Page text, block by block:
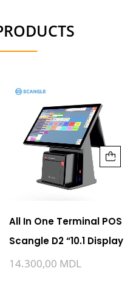
All In One Terminal POS
Scangle D2 “10.1 Display
14.300,00 MDL